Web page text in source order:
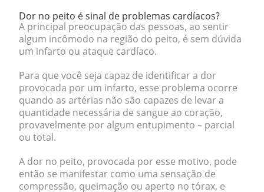
Dor no peito é sinal de problemas cardíacos?
A principal preocupação das pessoas, ao sentir
algum incômodo na região do peito, é sem dúvida
um infarto ou ataque cardíaco.
Para que você seja capaz de identificar a dor
provocada por um infarto, esse problema ocorre
quando as artérias não são capazes de levar a
quantidade necessária de sangue ao coração,
provavelmente por algum entupimento – parcial
ou total.
A dor no peito, provocada por esse motivo, pode
então se manifestar como uma sensação de
compressão, queimação ou aperto no tórax, e